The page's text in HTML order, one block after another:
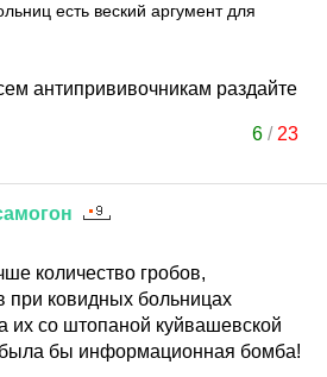
есть веский аргумент для
антипрививочникам раздайте
6 / 23
количество гробов,
при ковидных больницах
их со штопаной куйвашевской
была бы информационная бомба!